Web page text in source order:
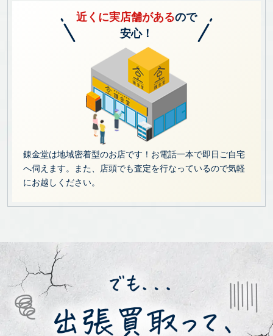
近くに実店舗があるので
安心！
錬金堂は地域密着型のお店です！お電話一本で即日ご自宅
へ伺えます。また、店頭でも査定を行なっているので気軽
にお越しください。